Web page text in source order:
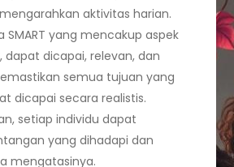
aktivitas harian.
SMART yang mencakup aspek
dapat dicapai, relevan, dan
semua tujuan yang
dicapai secara realistis.
setiap individu dapat
yang dihadapi dan
mengatasinya.